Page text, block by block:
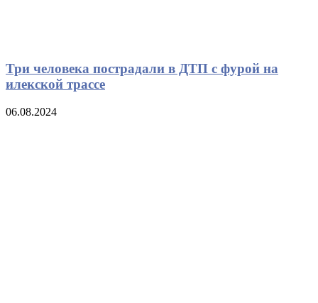
Три человека пострадали в ДТП с фурой на
илекской трассе
06.08.2024